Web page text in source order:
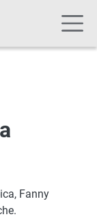
Fanny